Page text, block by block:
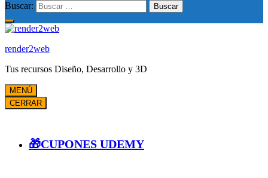
Buscar:
render2web
Tus recursos Diseño, Desarrollo y 3D
MENÚ
CERRAR
🎁CUPONES UDEMY